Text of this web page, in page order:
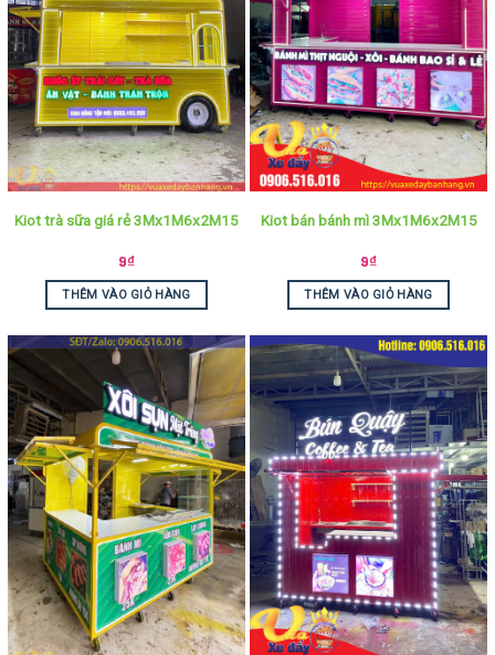
Kiot trà sữa giá rẻ 3Mx1M6x2M15
9₫
THÊM VÀO GIỎ HÀNG
Kiot bán bánh mì 3Mx1M6x2M15
9₫
THÊM VÀO GIỎ HÀNG